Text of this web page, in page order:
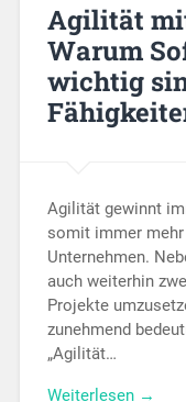
Agilität
Warum
wichtig
Agilität gewinnt
somit immer
Unternehmen.
auch weiterhin
Projekte
zunehmend
„Agilität…
Weiterlesen →